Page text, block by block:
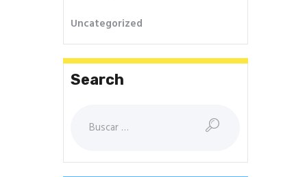
Uncategorized
Search